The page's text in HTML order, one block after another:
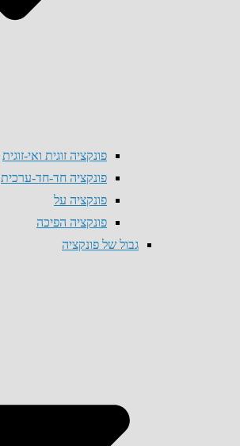
פונקציה זוגית ואי-זוגית
פונקציה חד-חד-ערכית
פונקציה על
פונקציה הפיכה
גבול של פונקציה